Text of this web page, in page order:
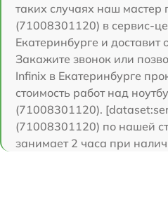
таких случаях наш мастер
(71008301120) в сервис-
Екатеринбурге и доставит
Закажите звонок или
Infinix в Екатеринбурге
стоимость работ над
(71008301120).
(71008301120) по нашей
занимает 2 часа при